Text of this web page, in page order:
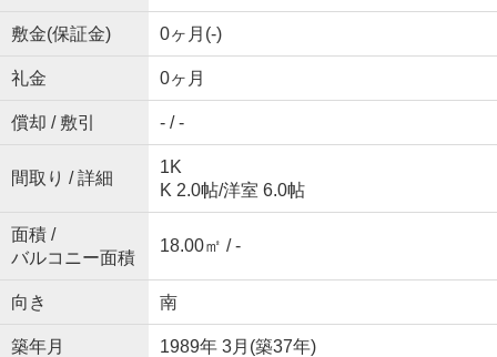
敷金(保証金) 0ヶ月(-)
礼金 0ヶ月
償却 / 敷引 - / -
間取り / 詳細
1K
K 2.0帖/洋室 6.0帖
面積 /
バルコニー面積
18.00㎡ / -
向き 南
築年月 1989年 3月(築37年)